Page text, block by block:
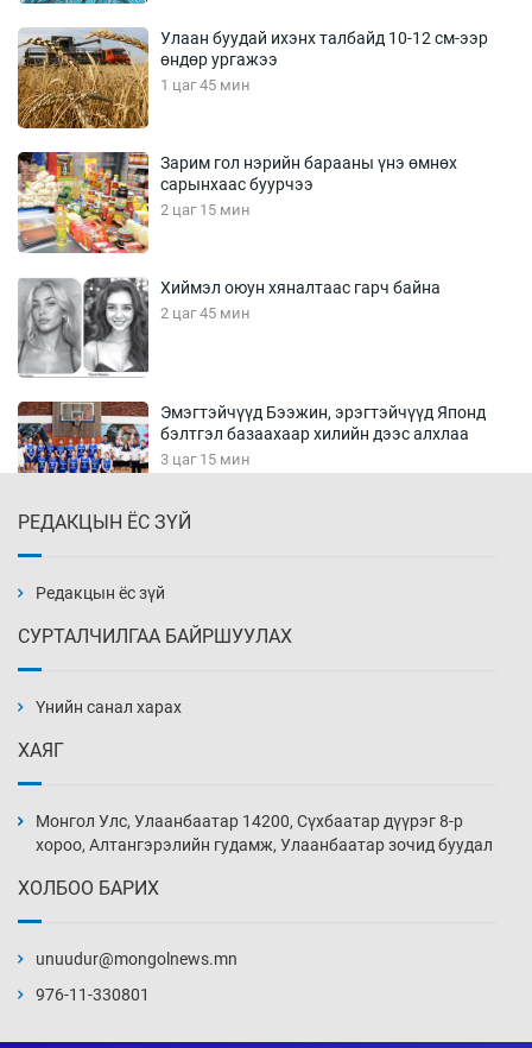
Улаан буудай ихэнх талбайд 10-12 см-ээр
өндөр ургажээ
1 цаг 45 мин
Зарим гол нэрийн барааны үнэ өмнөх
сарынхаас буурчээ
2 цаг 15 мин
Хиймэл оюун хяналтаас гарч байна
2 цаг 45 мин
Эмэгтэйчүүд Бээжин, эрэгтэйчүүд Японд
бэлтгэл базаахаар хилийн дээс алхлаа
3 цаг 15 мин
3 цаг 45 мин
4 цаг 15 мин
4 цаг 45 мин
РЕДАКЦЫН ЁС ЗҮЙ
Редакцын ёс зүй
СУРТАЛЧИЛГАА БАЙРШУУЛАХ
Үнийн санал харах
ХАЯГ
Монгол Улс, Улаанбаатар 14200, Сүхбаатар дүүрэг 8-р
хороо, Алтангэрэлийн гудамж, Улаанбаатар зочид буудал
ХОЛБОО БАРИХ
unuudur@mongolnews.mn
976-11-330801